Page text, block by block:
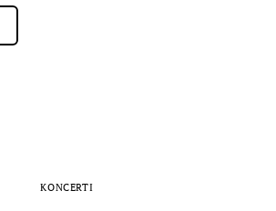
KONCERTI